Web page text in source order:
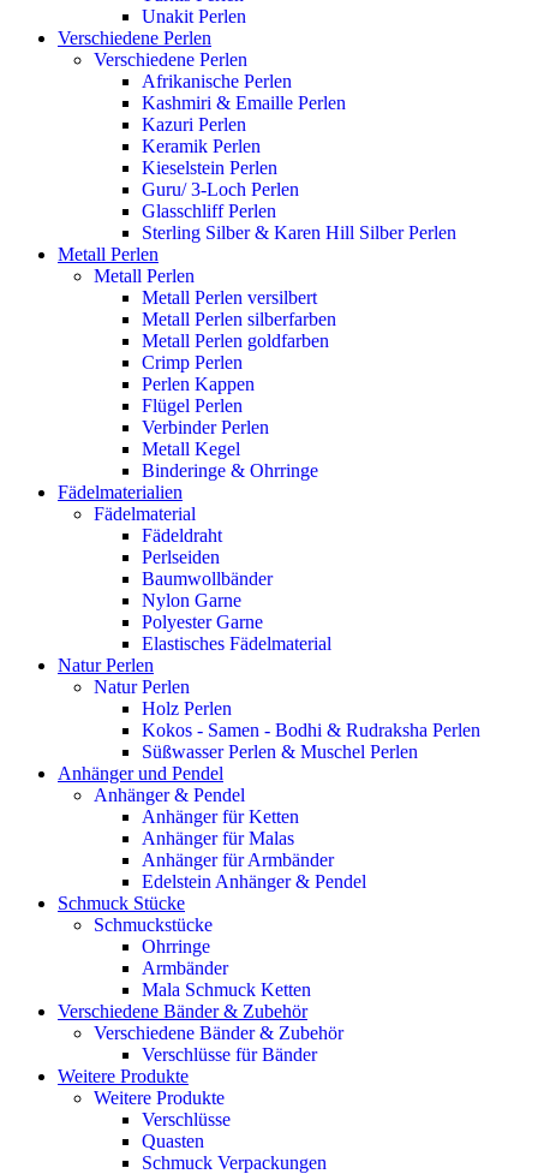
Unakit Perlen
Verschiedene Perlen
Verschiedene Perlen
Afrikanische Perlen
Kashmiri & Emaille Perlen
Kazuri Perlen
Keramik Perlen
Kieselstein Perlen
Guru/ 3-Loch Perlen
Glasschliff Perlen
Sterling Silber & Karen Hill Silber Perlen
Metall Perlen
Metall Perlen
Metall Perlen versilbert
Metall Perlen silberfarben
Metall Perlen goldfarben
Crimp Perlen
Perlen Kappen
Flügel Perlen
Verbinder Perlen
Metall Kegel
Binderinge & Ohrringe
Fädelmaterialien
Fädelmaterial
Fädeldraht
Perlseiden
Baumwollbänder
Nylon Garne
Polyester Garne
Elastisches Fädelmaterial
Natur Perlen
Natur Perlen
Holz Perlen
Kokos - Samen - Bodhi & Rudraksha Perlen
Süßwasser Perlen & Muschel Perlen
Anhänger und Pendel
Anhänger & Pendel
Anhänger für Ketten
Anhänger für Malas
Anhänger für Armbänder
Edelstein Anhänger & Pendel
Schmuck Stücke
Schmuckstücke
Ohrringe
Armbänder
Mala Schmuck Ketten
Verschiedene Bänder & Zubehör
Verschiedene Bänder & Zubehör
Verschlüsse für Bänder
Weitere Produkte
Weitere Produkte
Verschlüsse
Quasten
Schmuck Verpackungen